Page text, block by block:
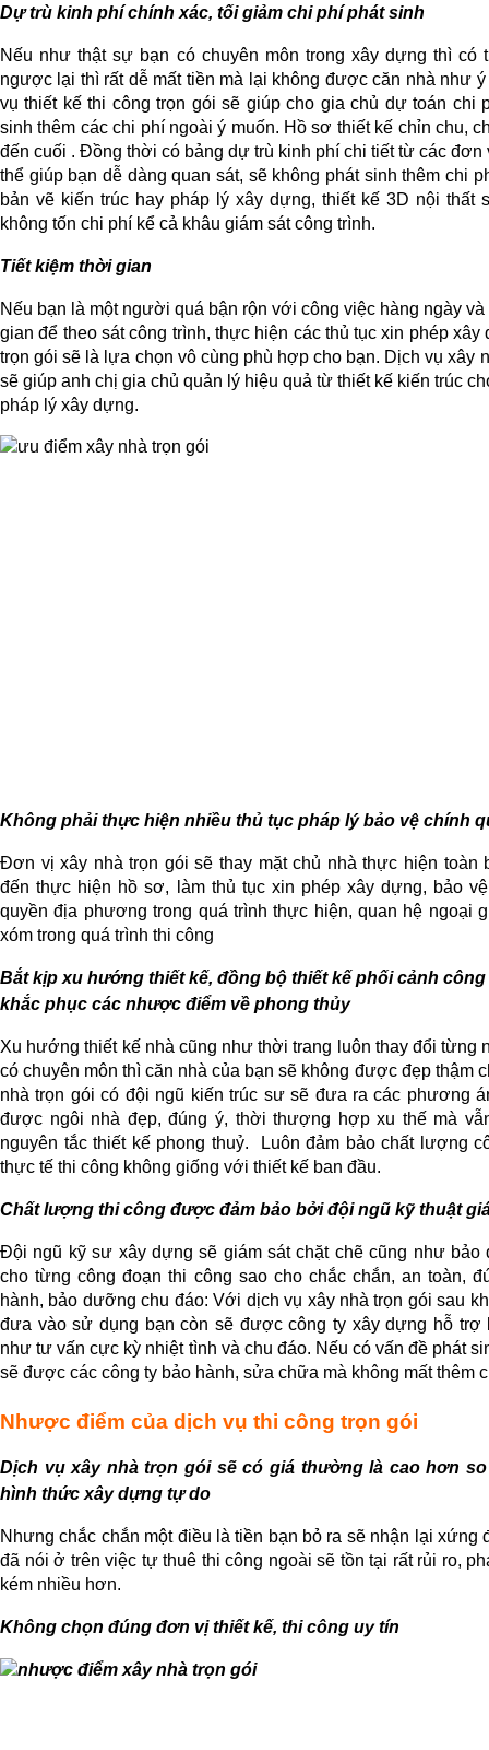
Dự trù kinh phí chính xác, tối giảm chi phí phát sinh
Nếu như thật sự bạn có chuyên môn trong xây dựng thì có
ngược lại thì rất dễ mất tiền mà lại không được căn nhà như
vụ thiết kế thi công trọn gói sẽ giúp cho gia chủ dự toán chi
sinh thêm các chi phí ngoài ý muốn. Hồ sơ thiết kế chỉn chu,
đến cuối . Đồng thời có bảng dự trù kinh phí chi tiết từ các đơn
thể giúp bạn dễ dàng quan sát, sẽ không phát sinh thêm chi
bản vẽ kiến trúc hay pháp lý xây dựng, thiết kế 3D nội thất
không tốn chi phí kể cả khâu giám sát công trình.
Tiết kiệm thời gian
Nếu bạn là một người quá bận rộn với công việc hàng ngày
gian để theo sát công trình, thực hiện các thủ tục xin phép
trọn gói sẽ là lựa chọn vô cùng phù hợp cho bạn. Dịch vụ xây
sẽ giúp anh chị gia chủ quản lý hiệu quả từ thiết kế kiến trúc
pháp lý xây dựng.
Không phải thực hiện nhiều thủ tục pháp lý bảo vệ chính
Đơn vị xây nhà trọn gói sẽ thay mặt chủ nhà thực hiện toàn
đến thực hiện hồ sơ, làm thủ tục xin phép xây dựng, bảo
quyền địa phương trong quá trình thực hiện, quan hệ ngoại
xóm trong quá trình thi công
Bắt kịp xu hướng thiết kế, đồng bộ thiết kế phối cảnh
khắc phục các nhược điểm về phong thủy
Xu hướng thiết kế nhà cũng như thời trang luôn thay đổi từng
có chuyên môn thì căn nhà của bạn sẽ không được đẹp thậm
nhà trọn gói có đội ngũ kiến trúc sư sẽ đưa ra các phương
được ngôi nhà đẹp, đúng ý, thời thượng hợp xu thế mà
nguyên tắc thiết kế phong thuỷ.  Luôn đảm bảo chất lượng
thực tế thi công không giống với thiết kế ban đầu.
Chất lượng thi công được đảm bảo bởi đội ngũ kỹ thuật
Đội ngũ kỹ sư xây dựng sẽ giám sát chặt chẽ cũng như bảo
cho từng công đoạn thi công sao cho chắc chắn, an toàn,
hành, bảo dưỡng chu đáo: Với dịch vụ xây nhà trọn gói sau
đưa vào sử dụng bạn còn sẽ được công ty xây dựng hỗ trợ
như tư vấn cực kỳ nhiệt tình và chu đáo. Nếu có vấn đề phát
sẽ được các công ty bảo hành, sửa chữa mà không mất thêm
Nhược điểm của dịch vụ thi công trọn gói
Dịch vụ xây nhà trọn gói sẽ có giá thường là cao hơn
hình thức xây dựng tự do
Nhưng chắc chắn một điều là tiền bạn bỏ ra sẽ nhận lại
đã nói ở trên việc tự thuê thi công ngoài sẽ tồn tại rất rủi ro,
kém nhiều hơn.
Không chọn đúng đơn vị thiết kế, thi công uy tín